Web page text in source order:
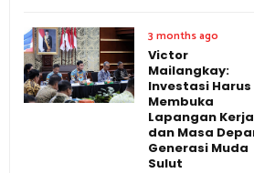
3 months ago
Victor
Mailangkay:
Investasi Harus
Membuka
Lapangan Kerja
dan Masa
Generasi Muda
Sulut